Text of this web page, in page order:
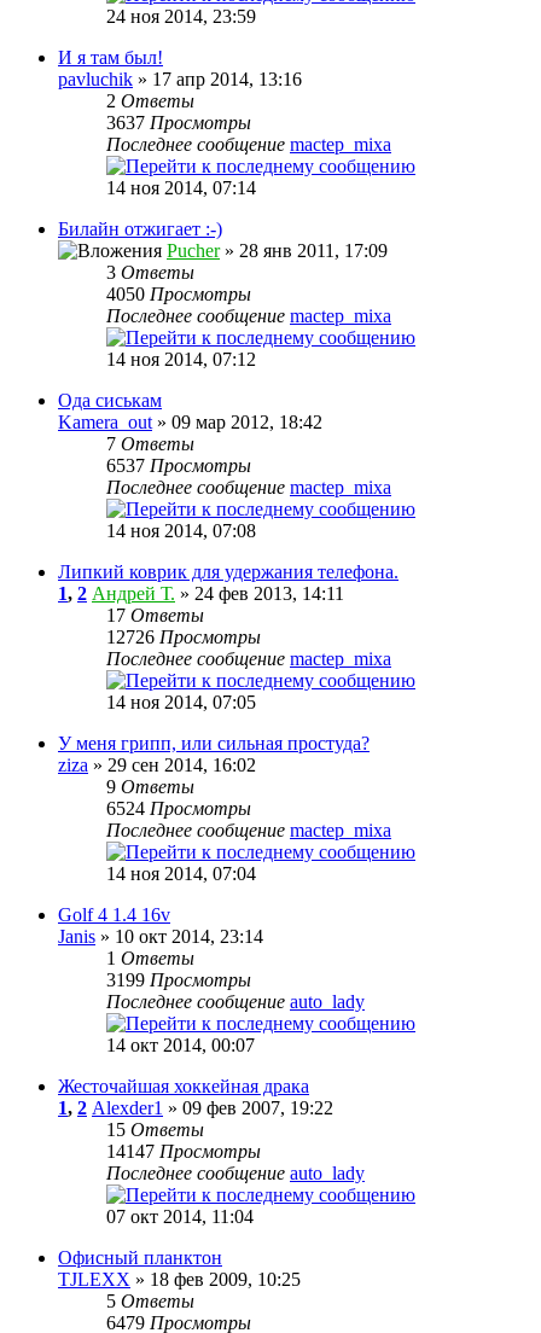
24 ноя 2014, 23:59
И я там был!
pavluchik » 17 апр 2014, 13:16
2 Ответы
3637 Просмотры
Последнее сообщение mactep_mixa
14 ноя 2014, 07:14
Билайн отжигает :-)
Pucher» 28 янв 2011, 17:09
3 Ответы
4050 Просмотры
Последнее сообщение mactep_mixa
14 ноя 2014, 07:12
Ода сиськам
Kamera_out » 09 мар 2012, 18:42
7 Ответы
6537 Просмотры
Последнее сообщение mactep_mixa
14 ноя 2014, 07:08
Липкий коврик для удержания телефона.
1, 2 Андрей Т. » 24 фев 2013, 14:11
17 Ответы
12726 Просмотры
Последнее сообщение mactep_mixa
14 ноя 2014, 07:05
У меня грипп, или сильная простуда?
ziza » 29 сен 2014, 16:02
9 Ответы
6524 Просмотры
Последнее сообщение mactep_mixa
14 ноя 2014, 07:04
Golf 4 1.4 16v
Janis » 10 окт 2014, 23:14
1 Ответы
3199 Просмотры
Последнее сообщение auto_lady
14 окт 2014, 00:07
Жесточайшая хоккейная драка
1, 2 Alexder1 » 09 фев 2007, 19:22
15 Ответы
14147 Просмотры
Последнее сообщение auto_lady
07 окт 2014, 11:04
Офисный планктон
TJLEXX » 18 фев 2009, 10:25
5 Ответы
6479 Просмотры